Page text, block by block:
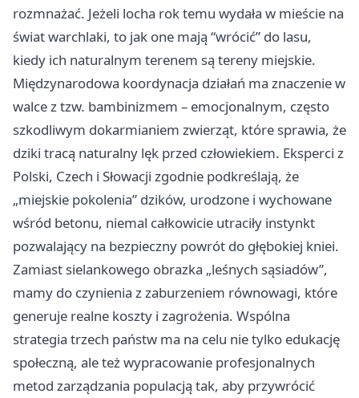
rozmnażać. Jeżeli locha rok temu wydała w mieście na
świat warchlaki, to jak one mają “wrócić” do lasu,
kiedy ich naturalnym terenem są tereny miejskie.
Międzynarodowa koordynacja działań ma znaczenie w
walce z tzw. bambinizmem – emocjonalnym, często
szkodliwym dokarmianiem zwierząt, które sprawia, że
dziki tracą naturalny lęk przed człowiekiem. Eksperci z
Polski, Czech i Słowacji zgodnie podkreślają, że
„miejskie pokolenia” dzików, urodzone i wychowane
wśród betonu, niemal całkowicie utraciły instynkt
pozwalający na bezpieczny powrót do głębokiej kniei.
Zamiast sielankowego obrazka „leśnych sąsiadów”,
mamy do czynienia z zaburzeniem równowagi, które
generuje realne koszty i zagrożenia. Wspólna
strategia trzech państw ma na celu nie tylko edukację
społeczną, ale też wypracowanie profesjonalnych
metod zarządzania populacją tak, aby przywrócić